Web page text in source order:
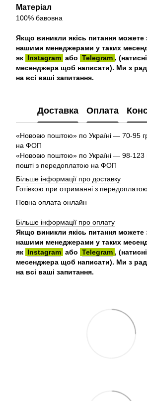
Матеріал
100% бавовна
Якщо виникли якісь питання можете
нашими менеджерами у таких
як Instagram або Telegram ,
месенджера щоб написати). Ми з
на всі ваші запитання.
Доставка Оплата
«Нововю поштою» по Україні — 70-95
на ФОП
«Нововю поштою» по Україні — 98-123
пошті з передоплатою на ФОП
Більше інформації про доставку
Готівкою при отриманні з передоплатою
Повна оплата онлайн
Більше інформації про оплату
Якщо виникли якісь питання можете
нашими менеджерами у таких
як Instagram або Telegram ,
месенджера щоб написати). Ми з
на всі ваші запитання.